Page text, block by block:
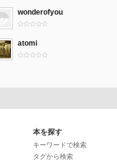
wonderofyou
atomi
本を探す
キーワードで検索
タグから検索